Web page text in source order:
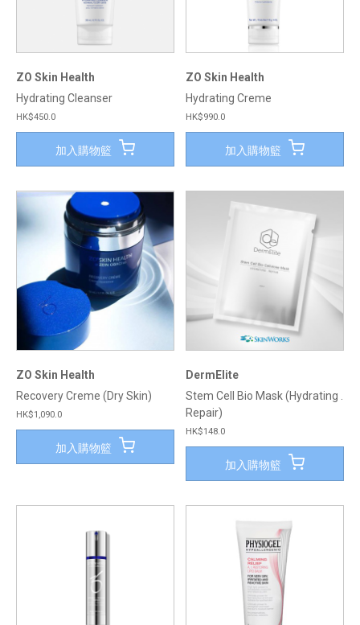
ZO Skin Health
Hydrating Cleanser
HK$450.0
加入購物籃
ZO Skin Health
Hydrating Creme
HK$990.0
加入購物籃
ZO Skin Health
Recovery Creme (Dry Skin)
HK$1,090.0
加入購物籃
DermElite
Stem Cell Bio Mask (Hydrating .
Repair)
HK$148.0
加入購物籃